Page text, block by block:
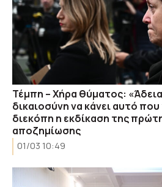
Τέμπη – Χήρα θύματος:
δικαιοσύνη να κάνει αυτό που
διεκόπη η εκδίκαση της
αποζημίωσης
01/03 10:49